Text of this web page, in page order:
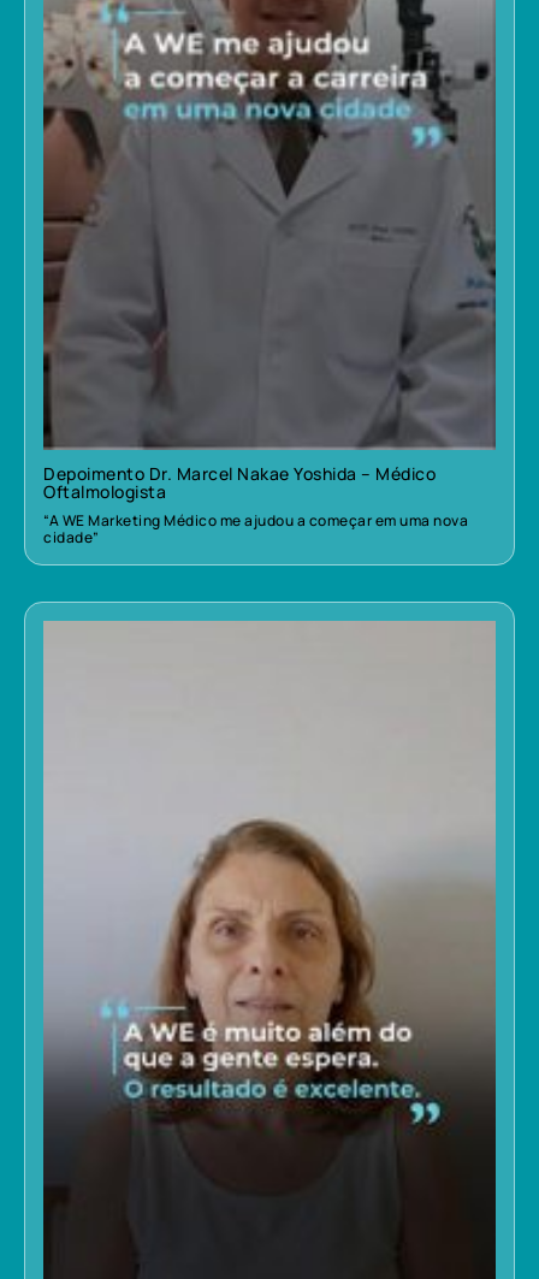
Depoimento Dr. Marcel Nakae Yoshida – Médico
Oftalmologista
“A WE Marketing Médico me ajudou a começar em uma nova
cidade”